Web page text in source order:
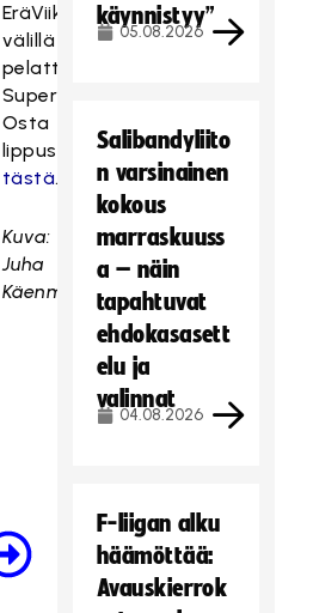
EräViikinkien
välillä
pelattavaan
Superfinaaliin.
Osta
lippusi
tästä.
Kuva:
Juha
Käenmäki
käynnistyy”
05.08.2026
Salibandyliito
n varsinainen
kokous
marraskuuss
a – näin
tapahtuvat
ehdokasasett
elu ja
valinnat
04.08.2026
F-liigan alku
häämöttää:
Avauskierrok